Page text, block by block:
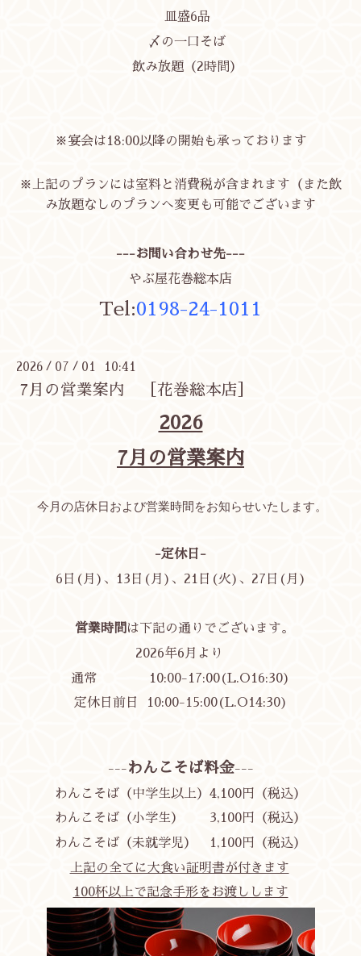
皿盛6品
〆の一口そば
飲み放題（2時間）
※宴会は18:00以降の開始も承っております
※上記のプランには室料と消費税が含まれます（また飲
み放題なしのプランへ変更も可能でございます
---お問い合わせ先---
やぶ屋花巻総本店
Tel:0198-24-1011
2026 / 07 / 01 10:41
7月の営業案内 ［花巻総本店］
2026
7月の営業案内
今月の店休日および営業時間をお知らせいたします。
-定休日-
6日(月)、13日(月)、21日(火)、27日(月)
営業時間 は下記の通りでございます。
2026年6月より
通常 10:00-17:00(L.O16:30)
定休日前日 10:00-15:00( L.O14:30)
---わんこそば料金---
わんこそば（中学生以上）4,100円（税込）
わんこそば（小学生） 3,100円
（税込）
わんこそば（未就学児） 1,100円
（税込）
上記の全てに大食い証明書が付きます
100杯以上で記念手形をお渡しします